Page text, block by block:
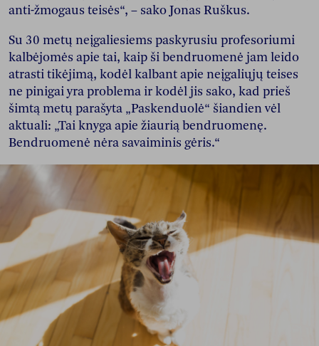
anti-žmogaus teisės“, – sako Jonas Ruškus.
Su 30 metų neįgaliesiems paskyrusiu profesoriumi
kalbėjomės apie tai, kaip ši bendruomenė jam leido
atrasti tikėjimą, kodėl kalbant apie neįgaliųjų teises
ne pinigai yra problema ir kodėl jis sako, kad prieš
šimtą metų parašyta „Paskenduolė“ šiandien vėl
aktuali: „Tai knyga apie žiaurią bendruomenę.
Bendruomenė nėra savaiminis gėris.“